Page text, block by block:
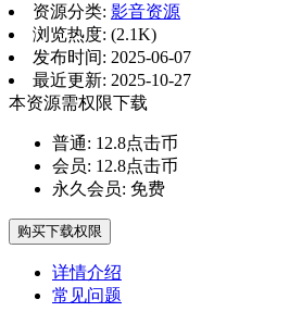
资源分类: 影音资源
浏览热度: (2.1K)
发布时间: 2025-06-07
最近更新: 2025-10-27
本资源需权限下载
普通: 12.8点击币
会员: 12.8点击币
永久会员: 免费
购买下载权限
详情介绍
常见问题